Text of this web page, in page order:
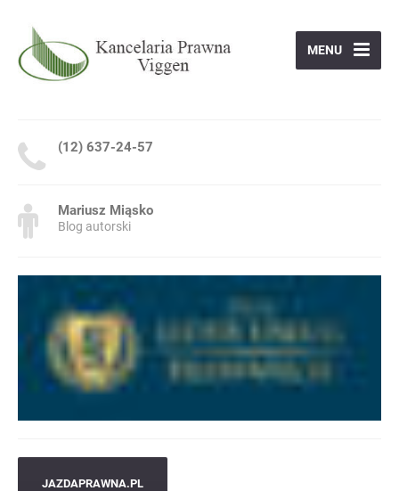
(12) 637-24-57
Mariusz Miąsko
Blog autorski
MENU
JAZDAPRAWNA.PL